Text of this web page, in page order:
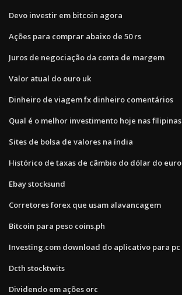
Devo investir em bitcoin agora
Ações para comprar abaixo de 50 rs
Juros de negociação da conta de margem
Valor atual do ouro uk
Dinheiro de viagem fx dinheiro comentários
Qual é o melhor investimento hoje nas filipinas
Sites de bolsa de valores na índia
Histórico de taxas de câmbio do dólar do euro
Ebay stocksund
Corretores forex que usam alavancagem
Bitcoin para peso coins.ph
Investing.com download do aplicativo para pc
Dcth stocktwits
Dividendo em ações orc